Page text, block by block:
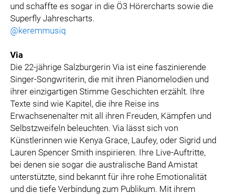
und schaffte es sogar in die Ö3 Hörercharts sowie die
Superfly Jahrescharts.
@keremmusiq
Via
Die 22-jährige Salzburgerin Via ist eine faszinierende
Singer-Songwriterin, die mit ihren Pianomelodien und
ihrer einzigartigen Stimme Geschichten erzählt. Ihre
Texte sind wie Kapitel, die ihre Reise ins
Erwachsenenalter mit all ihren Freuden, Kämpfen und
Selbstzweifeln beleuchten. Via lässt sich von
Künstlerinnen wie Kenya Grace, Laufey, oder Sigrid und
Lauren Spencer Smith inspirieren. Ihre Live-Auftritte,
bei denen sie sogar die australische Band Amistat
unterstützte, sind bekannt für ihre rohe Emotionalität
und die tiefe Verbindung zum Publikum. Mit ihrem